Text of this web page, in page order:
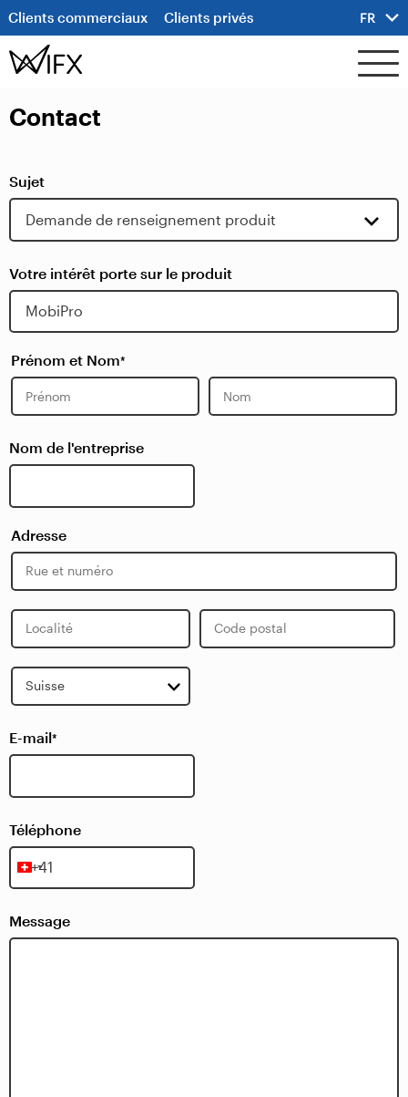
Clients commerciaux Clients privés FR
Contact
Sujet
Votre intérêt porte sur le produit
Prénom et Nom*
Nom de l'entreprise
Adresse
postale
E-mail*
Téléphone
Switzerland
+41
Message